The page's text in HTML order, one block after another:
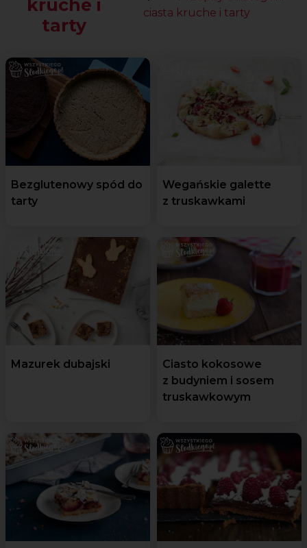
kruche i
tarty
ciasta kruche i tarty
Bezglutenowy spód do
tarty
Wegańskie galette
z truskawkami
Mazurek dubajski
Ciasto kokosowe
z budyniem i sosem
truskawkowym